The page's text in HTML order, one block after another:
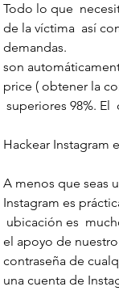
Todo lo que
de la víctima  así
demandas.
son
price ( obtener la
superiores 98%.
Hackear Instagram
A menos que seas
Instagram es
el apoyo de
contraseña de
una cuenta de